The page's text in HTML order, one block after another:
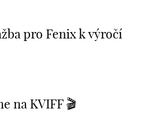
pro Fenix k výročí
na KVIFF 🎬